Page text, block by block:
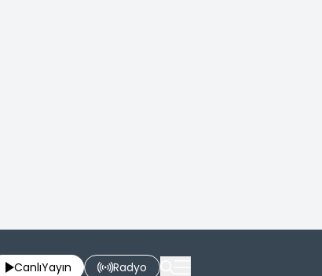
CanlıYayın Radyo